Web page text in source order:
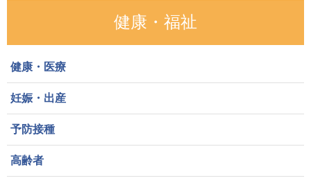
健康・福祉
健康・医療
妊娠・出産
予防接種
高齢者